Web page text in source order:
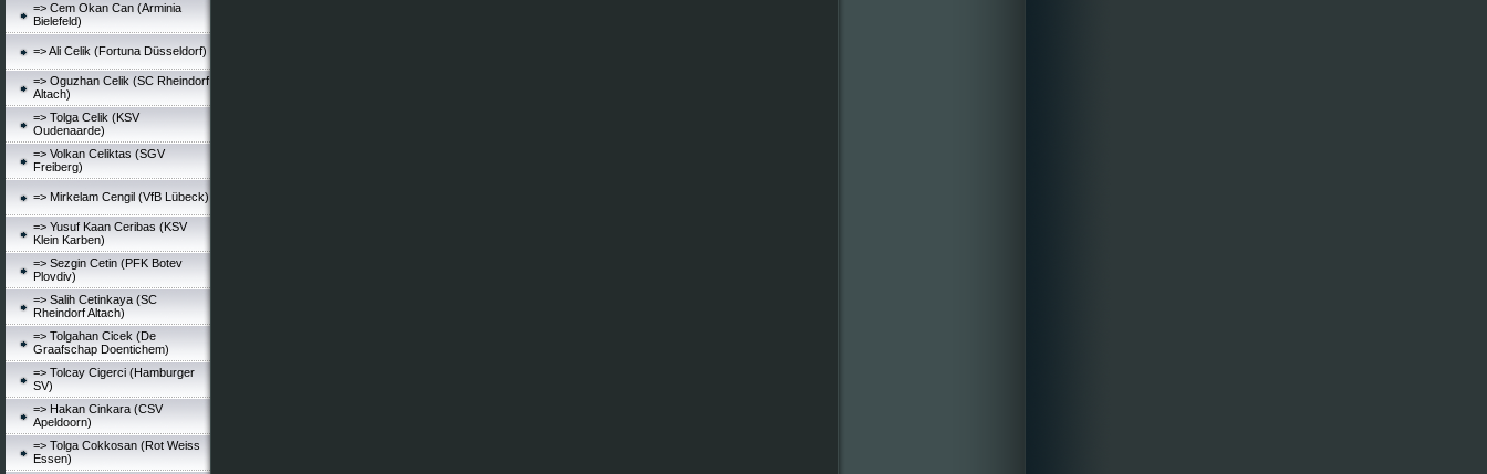
=> Cem Okan Can (Arminia
Bielefeld)
=> Ali Celik (Fortuna Düsseldorf)
=> Oguzhan Celik (SC Rheindorf
Altach)
=> Tolga Celik (KSV
Oudenaarde)
=> Volkan Celiktas (SGV
Freiberg)
=> Mirkelam Cengil (VfB Lübeck)
=> Yusuf Kaan Ceribas (KSV
Klein Karben)
=> Sezgin Cetin (PFK Botev
Plovdiv)
=> Salih Cetinkaya (SC
Rheindorf Altach)
=> Tolgahan Cicek (De
Graafschap Doentichem)
=> Tolcay Cigerci (Hamburger
SV)
=> Hakan Cinkara (CSV
Apeldoorn)
=> Tolga Cokkosan (Rot Weiss
Essen)